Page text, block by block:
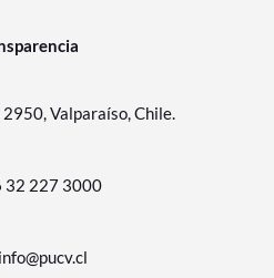
2950, Valparaíso, Chile.
32 227 3000
info@pucv.cl